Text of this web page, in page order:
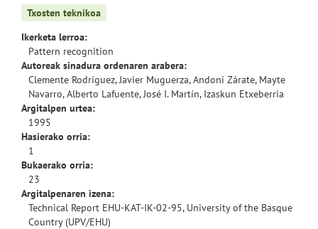
Txosten teknikoa
Ikerketa lerroa:
Pattern recognition
Autoreak sinadura ordenaren arabera:
Clemente Rodríguez, Javier Muguerza, Andoni Zárate, Mayte
Navarro, Alberto Lafuente, José I. Martín, Izaskun Etxeberria
Argitalpen urtea:
1995
Hasierako orria:
1
Bukaerako orria:
23
Argitalpenaren izena:
Technical Report EHU-KAT-IK-02-95, University of the Basque
Country (UPV/EHU)